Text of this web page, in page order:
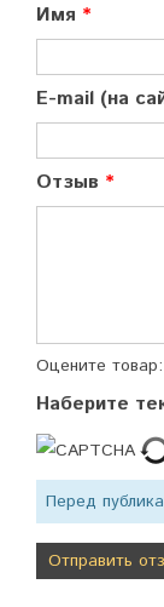
Имя
E-mail (на
Отзыв
Оцените товар:
Наберите
Перед